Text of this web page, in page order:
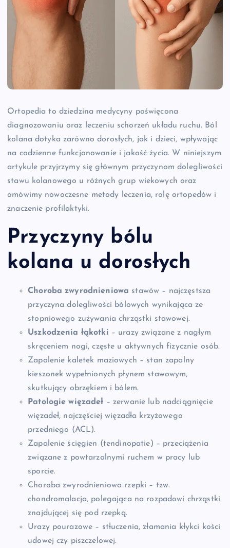
Ortopedia to dziedzina medycyny poświęcona
diagnozowaniu oraz leczeniu schorzeń układu ruchu. Ból
kolana dotyka zarówno dorosłych, jak i dzieci, wpływając
na codzienne funkcjonowanie i jakość życia. W niniejszym
artykule przyjrzymy się głównym przyczynom dolegliwości
stawu kolanowego u różnych grup wiekowych oraz
omówimy nowoczesne metody leczenia, rolę ortopedów i
znaczenie profilaktyki.
Przyczyny bólu
kolana u dorosłych
Choroba zwyrodnieniowa stawów – najczęstsza
przyczyna dolegliwości bólowych wynikająca ze
stopniowego zużywania chrząstki stawowej.
Uszkodzenia łąkotki – urazy związane z nagłym
skręceniem nogi, częste u aktywnych fizycznie osób.
Zapalenie kaletek maziowych – stan zapalny
kieszonek wypełnionych płynem stawowym,
skutkujący obrzękiem i bólem.
Patologie więzadeł – zerwanie lub nadciągnięcie
więzadeł, najczęściej więzadła krzyżowego
przedniego (ACL).
Zapalenie ścięgien (tendinopatie) – przeciążenia
związane z powtarzalnymi ruchem w pracy lub
sporcie.
Choroba zwyrodnieniowa rzepki – tzw.
chondromalacja, polegająca na rozpadowi chrząstki
znajdującej się pod rzepką.
Urazy pourazowe – stłuczenia, złamania kłykci kości
udowej czy piszczelowej.